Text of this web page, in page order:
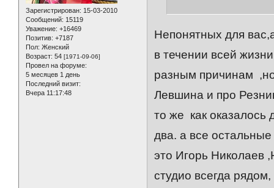
Зарегистрирован: 15-03-2010
Сообщений: 15119
Уважение: +16469
Позитив: +7187
Пол: Женский
Возраст: 54 [1971-09-06]
Провел на форуме:
5 месяцев 1 день
Последний визит:
Вчера 11:17:48
Непонятных для
в течении всей
разным причинам
Левшина и про
то же как оказалось
два. а все
это Игорь
студио всегда